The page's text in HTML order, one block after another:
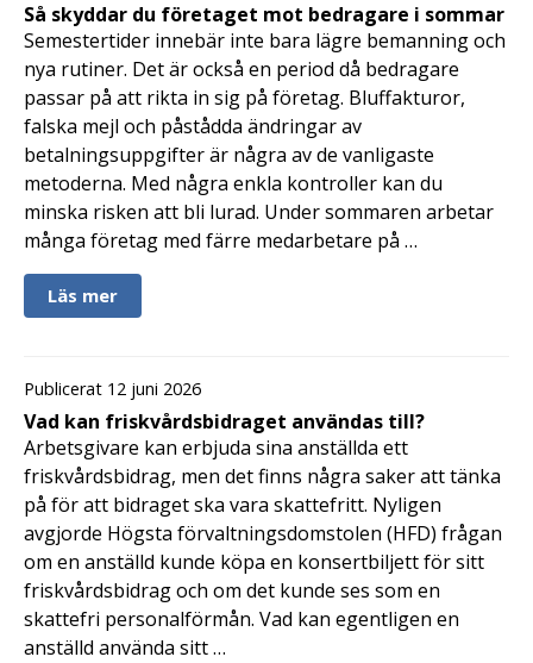
Så skyddar du företaget mot bedragare i sommar
Semestertider innebär inte bara lägre bemanning och
nya rutiner. Det är också en period då bedragare
passar på att rikta in sig på företag. Bluffakturor,
falska mejl och påstådda ändringar av
betalningsuppgifter är några av de vanligaste
metoderna. Med några enkla kontroller kan du
minska risken att bli lurad. Under sommaren arbetar
många företag med färre medarbetare på …
Läs mer
Publicerat 12 juni 2026
Vad kan friskvårdsbidraget användas till?
Arbetsgivare kan erbjuda sina anställda ett
friskvårdsbidrag, men det finns några saker att tänka
på för att bidraget ska vara skattefritt. Nyligen
avgjorde Högsta förvaltningsdomstolen (HFD) frågan
om en anställd kunde köpa en konsertbiljett för sitt
friskvårdsbidrag och om det kunde ses som en
skattefri personalförmån. Vad kan egentligen en
anställd använda sitt …